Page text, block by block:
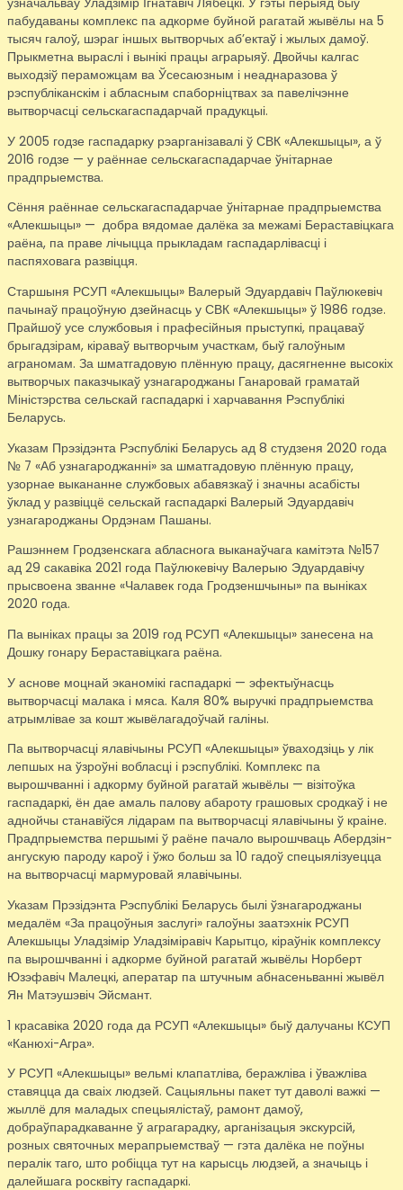
пабудаваны комплекс па адкорме буйной рагатай жывёлы на 5
тысяч галоў, шэраг іншых вытворчых аб’ектаў і жылых дамоў.
Прыкметна выраслі і вынікі працы аграрыяў. Двойчы калгас
выходзіў пераможцам ва Ўсесаюзным і неаднаразова ў
рэспубліканскім і абласным спаборніцтвах за павелічэнне
вытворчасці сельскагаспадарчай прадукцыі.
У 2005 годзе гаспадарку рэарганізавалі ў СВК «Алекшыцы», а ў
2016 годзе — у раённае сельскагаспадарчае ўнітарнае
прадпрыемства.
Сёння раённае сельскагаспадарчае ўнітарнае прадпрыемства
«Алекшыцы» — добра вядомае далёка за межамі Бераставіцкага
раёна, па праве лічыцца прыкладам гаспадарлівасці і
паспяховага развіцця.
Старшыня РСУП «Алекшыцы» Валерый Эдуардавіч Паўлюкевіч
пачынаў працоўную дзейнасць у СВК «Алекшыцы» ў 1986 годзе.
Прайшоў усе службовыя і прафесійныя прыступкі, працаваў
брыгадзірам, кіраваў вытворчым участкам, быў галоўным
аграномам. За шматгадовую плённую працу, дасягненне высокіх
вытворчых паказчыкаў узнагароджаны Ганаровай граматай
Міністэрства сельскай гаспадаркі і харчавання Рэспублікі
Беларусь.
Указам Прэзідэнта Рэспублікі Беларусь ад 8 студзеня 2020 года
№ 7 «Аб узнагароджанні» за шматгадовую плённую працу,
узорнае выкананне службовых абавязкаў і значны асабісты
ўклад у развіццё сельскай гаспадаркі Валерый Эдуардавіч
узнагароджаны Ордэнам Пашаны.
Рашэннем Гродзенскага абласнога выканаўчага камітэта №157
ад 29 сакавіка 2021 года Паўлюкевічу Валерыю Эдуардавічу
прысвоена званне «Чалавек года Гродзеншчыны» па выніках
2020 года.
Па выніках працы за 2019 год РСУП «Алекшыцы» занесена на
Дошку гонару Бераставіцкага раёна.
У аснове моцнай эканомікі гаспадаркі — эфектыўнасць
вытворчасці малака і мяса. Каля 80% выручкі прадпрыемства
атрымлівае за кошт жывёлагадоўчай галіны.
Па вытворчасці ялавічыны РСУП «Алекшыцы» ўваходзіць у лік
лепшых на ўзроўні вобласці і рэспублікі. Комплекс па
вырошчванні і адкорму буйной рагатай жывёлы — візітоўка
гаспадаркі, ён дае амаль палову абароту грашовых сродкаў і не
аднойчы станавіўся лідарам па вытворчасці ялавічыны ў краіне.
Прадпрыемства першымі ў раёне пачало вырошчваць Абердзін-
ангускую пароду кароў і ўжо больш за 10 гадоў спецыялізуецца
на вытворчасці мармуровай ялавічыны.
Указам Прэзідэнта Рэспублікі Беларусь былі ўзнагароджаны
медалём «За працоўныя заслугі» галоўны заатэхнік РСУП
Алекшыцы Уладзімір Уладзіміравіч Карытцо, кіраўнік комплексу
па вырошчванні і адкорме буйной рагатай жывёлы Норберт
Юзэфавіч Малецкі, аператар па штучным абнасеньванні жывёл
Ян Матэушэвіч Эйсмант.
1 красавіка 2020 года да РСУП «Алекшыцы» быў далучаны КСУП
«Канюхі-Агра».
У РСУП «Алекшыцы» вельмі клапатліва, беражліва і ўважліва
ставяцца да сваіх людзей. Сацыяльны пакет тут даволі важкі —
жыллё для маладых спецыялістаў, рамонт дамоў,
добраўпарадкаванне ў аграгарадку, арганізацыя экскурсій,
розных святочных мерапрыемстваў — гэта далёка не поўны
пералік таго, што робіцца тут на карысць людзей, а значыць і
далейшага росквіту гаспадаркі.